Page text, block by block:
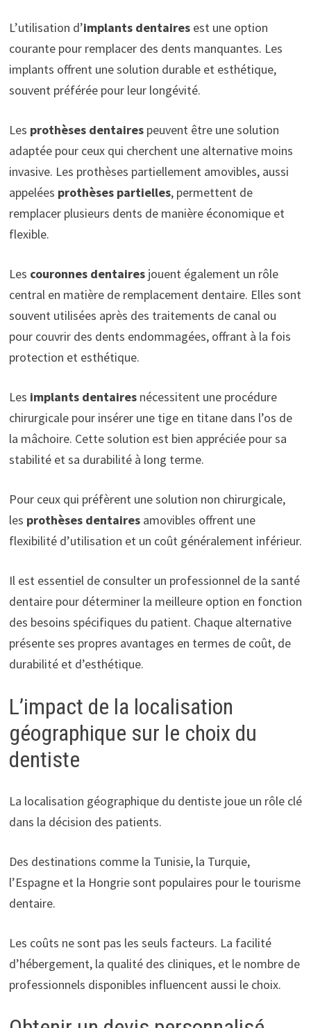
L’utilisation d’implants dentairesest une option
courante pour remplacer des dents manquantes. Les
implants offrent une solution durable et esthétique,
souvent préférée pour leur longévité.
Les prothèses dentairespeuvent être une solution
adaptée pour ceux qui cherchent une alternative moins
invasive. Les prothèses partiellement amovibles, aussi
appelées prothèses partielles, permettent de
remplacer plusieurs dents de manière économique et
flexible.
Les couronnes dentairesjouent également un rôle
central en matière de remplacement dentaire. Elles sont
souvent utilisées après des traitements de canal ou
pour couvrir des dents endommagées, offrant à la fois
protection et esthétique.
Les implants dentairesnécessitent une procédure
chirurgicale pour insérer une tige en titane dans l’os de
la mâchoire. Cette solution est bien appréciée pour sa
stabilité et sa durabilité à long terme.
Pour ceux qui préfèrent une solution non chirurgicale,
les prothèses dentairesamovibles offrent une
flexibilité d’utilisation et un coût généralement inférieur.
Il est essentiel de consulter un professionnel de la santé
dentaire pour déterminer la meilleure option en fonction
des besoins spécifiques du patient. Chaque alternative
présente ses propres avantages en termes de coût, de
durabilité et d’esthétique.
L’impact de la localisation
géographique sur le choix du
dentiste
La localisation géographique du dentiste joue un rôle clé
dans la décision des patients.
Des destinations comme la Tunisie, la Turquie,
l’Espagne et la Hongrie sont populaires pour le tourisme
dentaire.
Les coûts ne sont pas les seuls facteurs. La facilité
d’hébergement, la qualité des cliniques, et le nombre de
professionnels disponibles influencent aussi le choix.